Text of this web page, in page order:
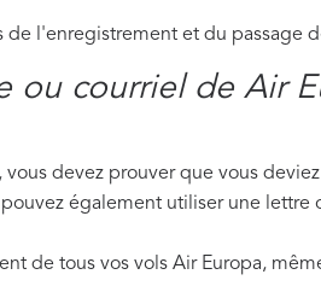
l'enregistrement et du passage
courriel de Air
devez prouver que vous
pouvez également utiliser une lettre
de tous vos vols Air Europa,